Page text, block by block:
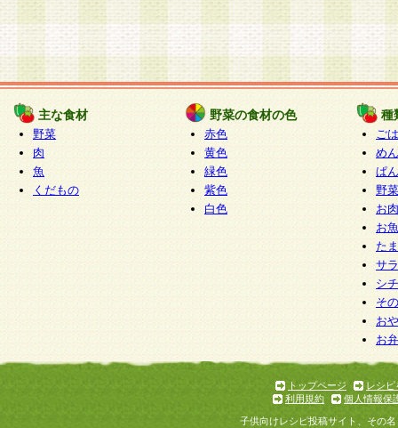
主な食材
野菜
肉
魚
くだもの
野菜の食材の色
赤色
黄色
緑色
紫色
白色
種
ご
めん
ぱん
野
お
お
た
サ
シ
そ
お
お
トップページ
レシピ
利用規約
個人情報保
子供向けレシピ投稿サイト、その